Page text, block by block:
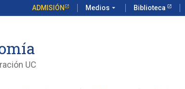
ADMISIÓN Medios arrow_drop_down Biblioteca
UC